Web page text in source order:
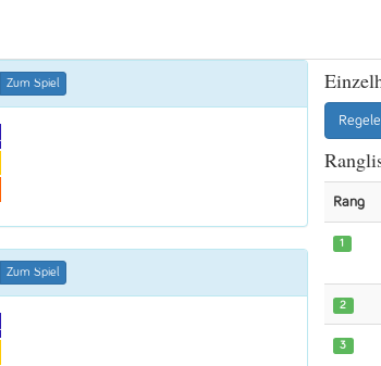
Zum Spiel
Zum Spiel
Rang
1
2
3